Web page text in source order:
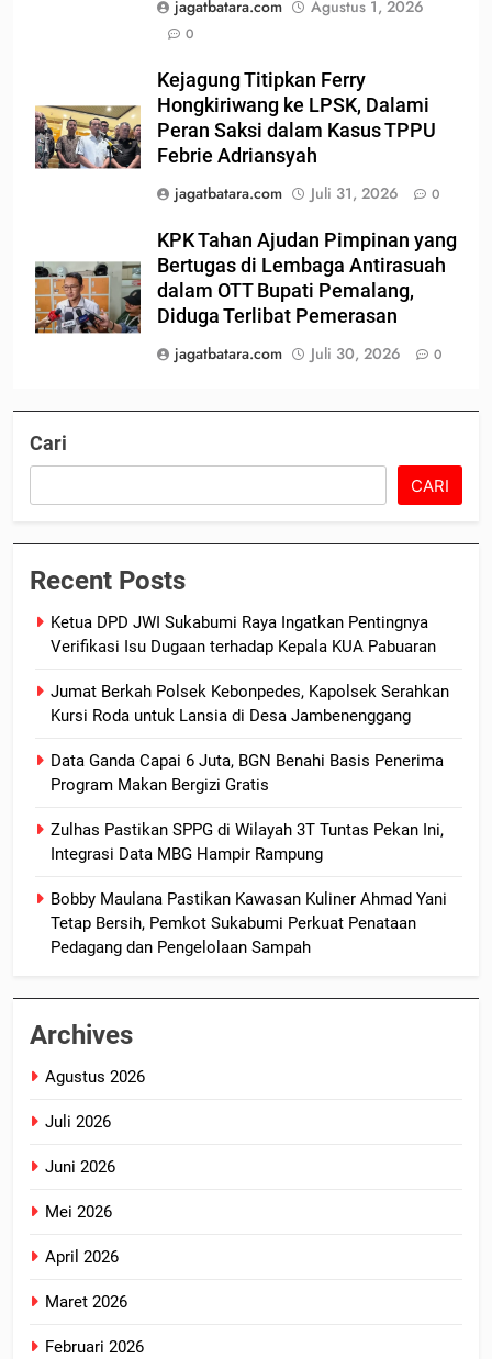
jagatbatara.com
Agustus 1, 2026
0
Kejagung Titipkan Ferry
Hongkiriwang ke LPSK, Dalami
Peran Saksi dalam Kasus TPPU
Febrie Adriansyah
jagatbatara.com
Juli 31, 2026 0
KPK Tahan Ajudan Pimpinan yang
Bertugas di Lembaga Antirasuah
dalam OTT Bupati Pemalang,
Diduga Terlibat Pemerasan
jagatbatara.com
Juli 30, 2026 0
Cari
CARI
Recent Posts
Ketua DPD JWI Sukabumi Raya Ingatkan Pentingnya
Verifikasi Isu Dugaan terhadap Kepala KUA Pabuaran
Jumat Berkah Polsek Kebonpedes, Kapolsek Serahkan
Kursi Roda untuk Lansia di Desa Jambenenggang
Data Ganda Capai 6 Juta, BGN Benahi Basis Penerima
Program Makan Bergizi Gratis
Zulhas Pastikan SPPG di Wilayah 3T Tuntas Pekan Ini,
Integrasi Data MBG Hampir Rampung
Bobby Maulana Pastikan Kawasan Kuliner Ahmad Yani
Tetap Bersih, Pemkot Sukabumi Perkuat Penataan
Pedagang dan Pengelolaan Sampah
Archives
Agustus 2026
Juli 2026
Juni 2026
Mei 2026
April 2026
Maret 2026
Februari 2026